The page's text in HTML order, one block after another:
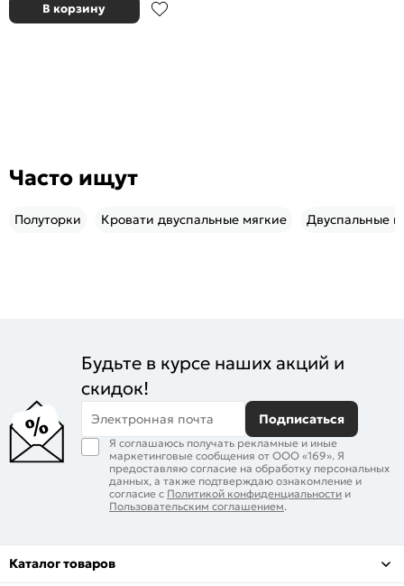
В корзину
Часто ищут
Полуторки Кровати двуспальные мягкие Двуспальные
Будьте в курсе наших акций и
скидок!
Электронная почта Подписаться
Я соглашаюсь получать рекламные и иные
маркетинговые сообщения от ООО «169». Я
предоставляю согласие на обработку персональных
данных, а также подтверждаю ознакомление и
согласие с Политикой конфиденциальности и
Пользовательским соглашением.
Каталог товаров